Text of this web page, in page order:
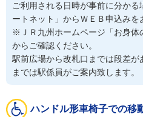
ご利用される日時が事前に分か
ートネット」からＷＥＢ申込みを
※ＪＲ九州ホームページ「お身体
からご確認ください。
駅前広場から改札口までは段差
までは駅係員がご案内致します。
ハンドル形車椅子での移